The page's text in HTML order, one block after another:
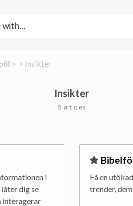
​ > ​ ​ > ​ ​Insikter
Insikter
5 articles
i
dig se
interagerar
Få en
trender,